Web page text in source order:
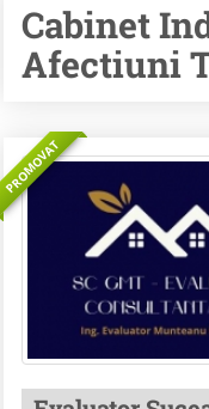
Cabinet
Afectiuni
PROMOVAT